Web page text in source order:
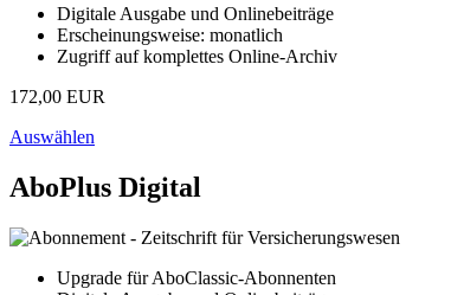
Digitale Ausgabe und Onlinebeiträge
Erscheinungsweise: monatlich
Zugriff auf komplettes Online-Archiv
172,00 EUR
Auswählen
AboPlus Digital
Upgrade für AboClassic-Abonnenten